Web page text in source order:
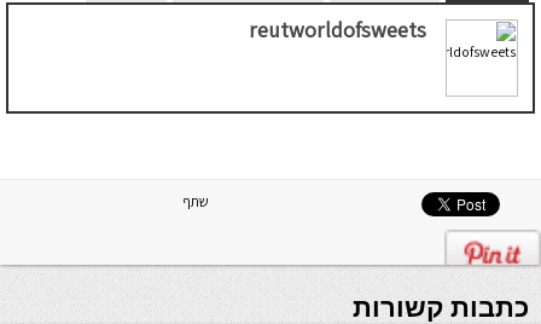
reutworldofsweets
שתף
כתבות קשורות